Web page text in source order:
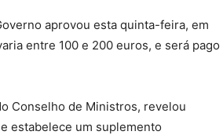
aprovou esta quinta-feira, em
entre 100 e 200 euros, e será pago
Conselho de Ministros, revelou
estabelece um suplemento